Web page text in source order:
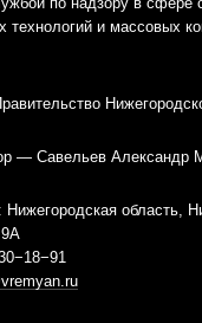
технологий и массовых
— Савельев Александр
Нижегородская область,
9А